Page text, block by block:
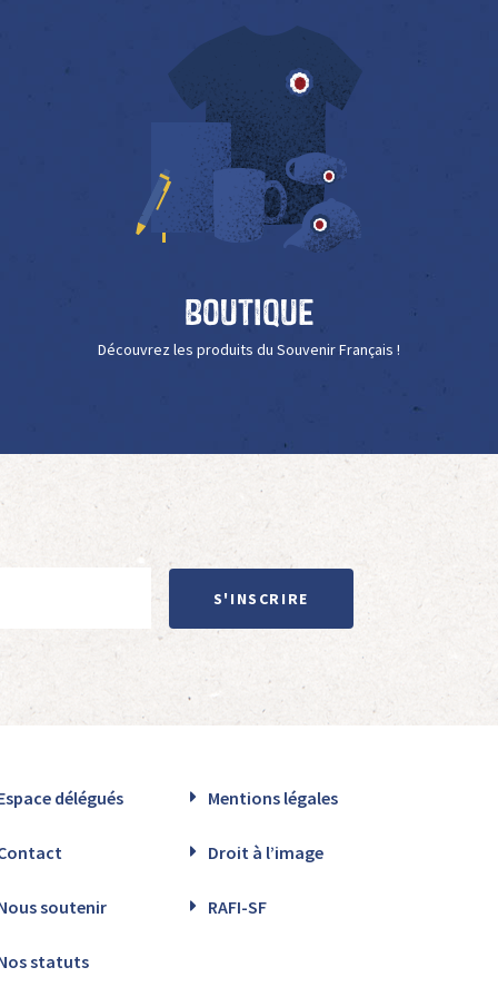
Boutique
Découvrez les produits du Souvenir Français !
S'INSCRIRE
délégués Mentions légales
Droit à l’image
soutenir RAFI-SF
statuts